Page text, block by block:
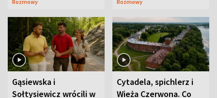
Rozmowy Rozmowy
Gąsiewska i
Sołtysiewicz wrócili w
Cytadela, spichlerz i
Wieża Czerwona. Co